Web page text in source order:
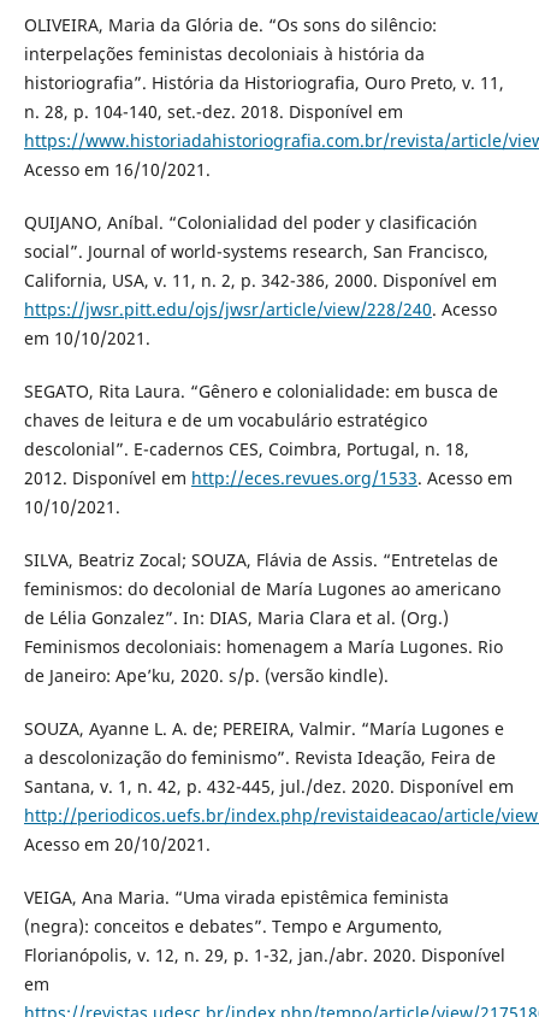
OLIVEIRA, Maria da Glória de. “Os sons do silêncio:
interpelações feministas decoloniais à história da
historiografia”. História da Historiografia, Ouro Preto, v. 11,
n. 28, p. 104-140, set.-dez. 2018. Disponível em
https://www.historiadahistoriografia.com.br/revista/article/
Acesso em 16/10/2021.
QUIJANO, Aníbal. “Colonialidad del poder y clasificación
social”. Journal of world-systems research, San Francisco,
California, USA, v. 11, n. 2, p. 342-386, 2000. Disponível em
https://jwsr.pitt.edu/ojs/jwsr/article/view/228/240. Acesso
em 10/10/2021.
SEGATO, Rita Laura. “Gênero e colonialidade: em busca de
chaves de leitura e de um vocabulário estratégico
descolonial”. E-cadernos CES, Coimbra, Portugal, n. 18,
2012. Disponível em http://eces.revues.org/1533. Acesso em
10/10/2021.
SILVA, Beatriz Zocal; SOUZA, Flávia de Assis. “Entretelas de
feminismos: do decolonial de María Lugones ao americano
de Lélia Gonzalez”. In: DIAS, Maria Clara et al. (Org.)
Feminismos decoloniais: homenagem a María Lugones. Rio
de Janeiro: Ape’ku, 2020. s/p. (versão kindle).
SOUZA, Ayanne L. A. de; PEREIRA, Valmir. “María Lugones e
a descolonização do feminismo”. Revista Ideação, Feira de
Santana, v. 1, n. 42, p. 432-445, jul./dez. 2020. Disponível em
http://periodicos.uefs.br/index.php/revistaideacao/article/
Acesso em 20/10/2021.
VEIGA, Ana Maria. “Uma virada epistêmica feminista
(negra): conceitos e debates”. Tempo e Argumento,
Florianópolis, v. 12, n. 29, p. 1-32, jan./abr. 2020. Disponível
em
https://revistas.udesc.br/index.php/tempo/article/view/